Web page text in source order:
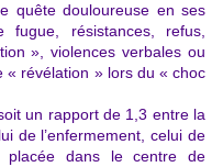
quête douloureuse en ses
fugue, résistances, refus,
», violences verbales ou
révélation » lors du « choc
un rapport de 1,3 entre la
de l’enfermement, celui de
placée dans le centre de